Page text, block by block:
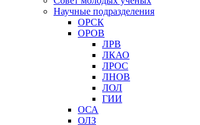
Научные подразделения
ОРСК
ОРОВ
ЛРВ
ЛКАО
ЛРОС
ЛНОВ
ЛОЛ
ГИИ
ОСА
ОЛЗ